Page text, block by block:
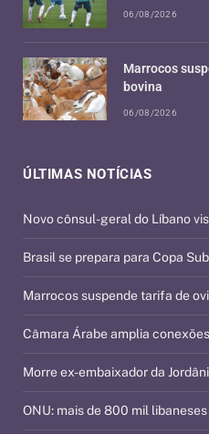
ÚLTIMAS NOTÍCIAS
Novo cônsul-geral do Líbano
Brasil se prepara para Copa
Marrocos suspende tarifa de
Câmara Árabe amplia
Morre ex-embaixador da
ONU: mais de 800 mil
06/08/2026
Marrocos
bovina
06/08/2026